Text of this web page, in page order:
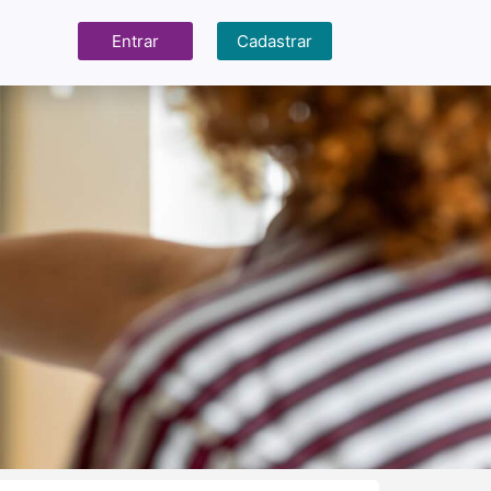
Entrar Cadastrar